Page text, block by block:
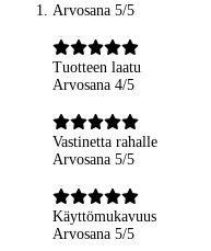
Arvosana 5/5
Tuotteen laatu
Arvosana 4/5
Vastinetta rahalle
Arvosana 5/5
Käyttömukavuus
Arvosana 5/5